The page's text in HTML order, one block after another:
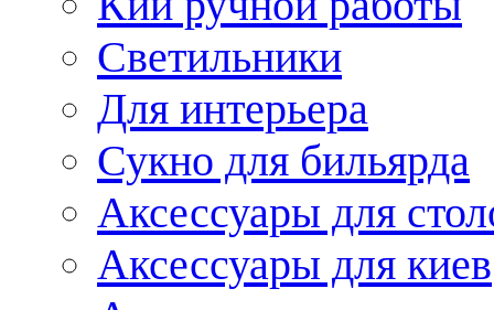
Светильники
Для интерьера
Сукно для бильярда
Аксессуары для
Аксессуары для киев